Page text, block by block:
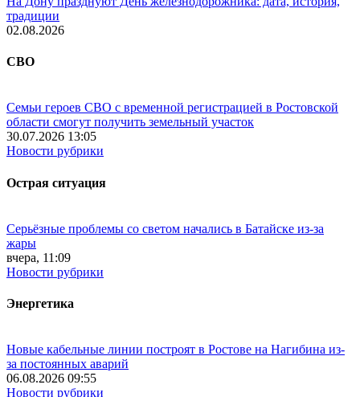
традиции
02.08.2026
СВО
Семьи героев СВО с временной регистрацией в Ростовской
области смогут получить земельный участок
30.07.2026 13:05
Новости рубрики
Острая ситуация
Серьёзные проблемы со светом начались в Батайске из-за
жары
вчера, 11:09
Новости рубрики
Энергетика
Новые кабельные линии построят в Ростове на Нагибина из-
за постоянных аварий
06.08.2026 09:55
Новости рубрики